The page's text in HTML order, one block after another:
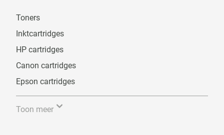
Toners
Inktcartridges
HP cartridges
Canon cartridges
Epson cartridges
Toon meer